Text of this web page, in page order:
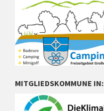
MITGLIEDSKOMMUNE IN: